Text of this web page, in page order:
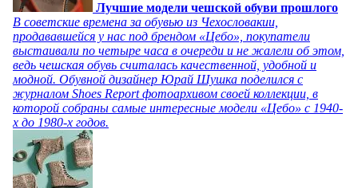
Лучшие модели чешской обуви прошлого
В советские времена за обувью из Чехословакии,
продававшейся у нас под брендом «Цебо», покупатели
выстаивали по четыре часа в очереди и не жалели об этом,
ведь чешская обувь считалась качественной, удобной и
модной. Обувной дизайнер Юрай Шушка поделился с
журналом Shoes Report фотоархивом своей коллекции, в
которой собраны самые интересные модели «Цебо» с 1940-
х до 1980-х годов.